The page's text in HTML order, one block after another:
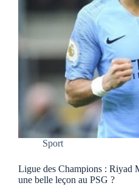
Sport
Ligue des Champions : Riyad
une belle leçon au PSG ?